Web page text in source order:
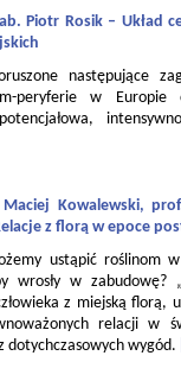
Piotr Rosik – Układ
następujące
peryferie w
Kowalewski,
z florą w epoce
ustąpić roślinom
wrosły w zabudowę?
z miejską florą,
relacji w
dotychczasowych wygód.